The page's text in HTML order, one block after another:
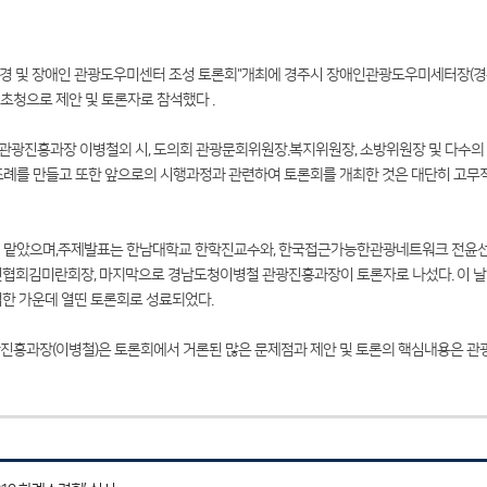
및 장애인 관광도우미센터 조성 토론회"개최에 경주시 장애인관광도우미세터장(
청으로 제안 및 토론자로 참석했다 .
진흥과장 이병철외 시, 도의회 관광문회위원장.복지위원장, 소방위원장 및 다수
를 만들고 또한 앞으로의 시행과정과 관련하여 토론회를 개최한 것은 대단히 고
았으며,주제발표는 한남대학교 한학진교수와, 한국접근가능한관광네트워크 전윤
회김미란회장, 마지막으로 경남도청이병철 관광진흥과장이 토론자로 나섰다. 이
가운데 열띤 토론회로 성료되었다.
과장(이병철)은 토론회에서 거론된 많은 문제점과 제안 및 토론의 핵심내용은